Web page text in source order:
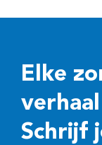
Elke
Schrijf